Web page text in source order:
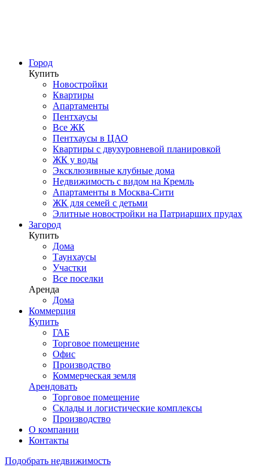
Город
Купить
Новостройки
Квартиры
Апартаменты
Пентхаусы
Все ЖК
Пентхаусы в ЦАО
Квартиры с двухуровневой планировкой
ЖК у воды
Эксклюзивные клубные дома
Недвижимость с видом на Кремль
Апартаменты в Москва-Сити
ЖК для семей с детьми
Элитные новостройки на Патриарших прудах
Загород
Купить
Дома
Таунхаусы
Участки
Все поселки
Аренда
Дома
Коммерция
Купить
ГАБ
Торговое помещение
Офис
Производство
Коммерческая земля
Арендовать
Торговое помещение
Склады и логистические комплексы
Производство
О компании
Контакты
Подобрать недвижимость